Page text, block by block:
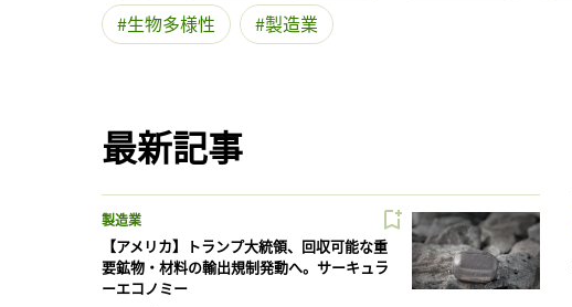
生物多様性
製造業
最新記事
製造業
【アメリカ】トランプ大統領、回収可能な重
要鉱物・材料の輸出規制発動へ。サーキュラ
ーエコノミー